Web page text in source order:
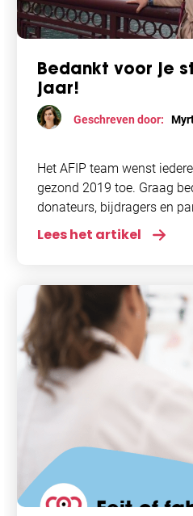
Bedankt voor je
jaar!
Geschreven door:
Het AFIP team wenst
gezond 2019 toe. Graag
donateurs, bijdragers en
afgelopen jaar hebben
Lees het artikel